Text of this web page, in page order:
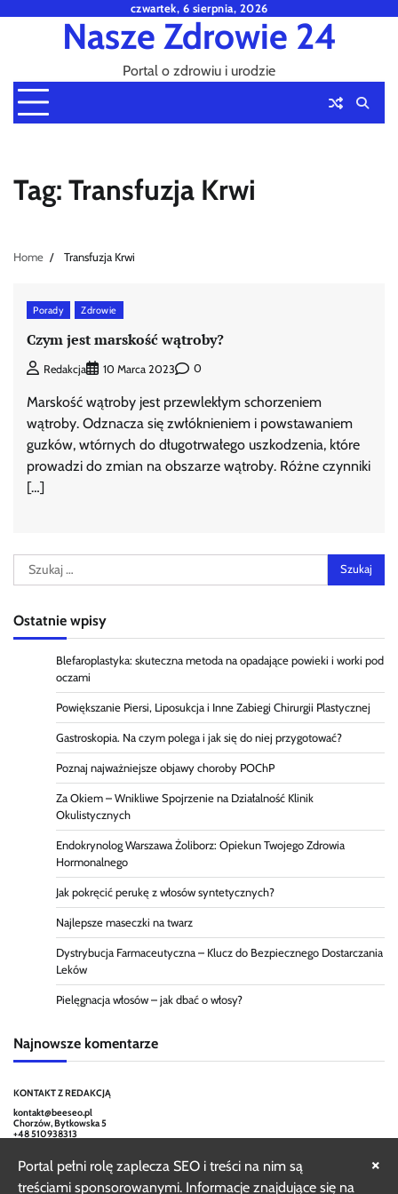
×
Portal pełni rolę zaplecza SEO i treści na nim są
treściami sponsorowanymi. Informacje znajdujące się na
czwartek, 6 sierpnia, 2026
Nasze Zdrowie 24
Portal o zdrowiu i urodzie
Tag: Transfuzja Krwi
Home Transfuzja Krwi
Porady Zdrowie
Czym jest marskość wątroby?
Redakcja 10 Marca 2023 0
Marskość wątroby jest przewlekłym schorzeniem
wątroby. Odznacza się zwłóknieniem i powstawaniem
guzków, wtórnych do długotrwałego uszkodzenia, które
prowadzi do zmian na obszarze wątroby. Różne czynniki
[…]
Szukaj:
Ostatnie wpisy
Blefaroplastyka: skuteczna metoda na opadające powieki i worki pod
oczami
Powiększanie Piersi, Liposukcja i Inne Zabiegi Chirurgii Plastycznej
Gastroskopia. Na czym polega i jak się do niej przygotować?
Poznaj najważniejsze objawy choroby POChP
Za Okiem – Wnikliwe Spojrzenie na Działalność Klinik
Okulistycznych
Endokrynolog Warszawa Żoliborz: Opiekun Twojego Zdrowia
Hormonalnego
Jak pokręcić perukę z włosów syntetycznych?
Najlepsze maseczki na twarz
Dystrybucja Farmaceutyczna – Klucz do Bezpiecznego Dostarczania
Leków
Pielęgnacja włosów – jak dbać o włosy?
Najnowsze komentarze
KONTAKT Z REDAKCJĄ
kontakt@beeseo.pl
Chorzów, Bytkowska 5
+48 510938313